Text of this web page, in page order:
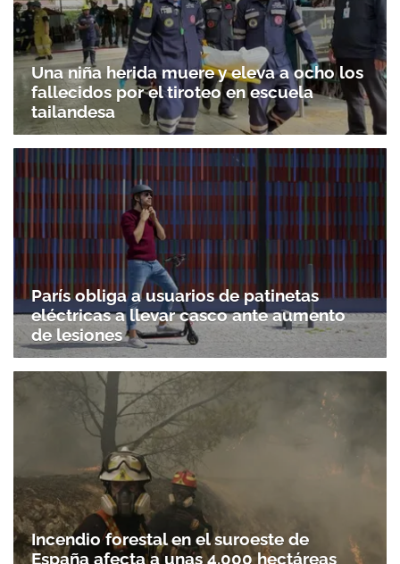
Una niña herida muere y eleva a ocho los
fallecidos por el tiroteo en escuela
tailandesa
París obliga a usuarios de patinetas
eléctricas a llevar casco ante aumento
de lesiones
Incendio forestal en el suroeste de
España afecta a unas 4.000 hectáreas